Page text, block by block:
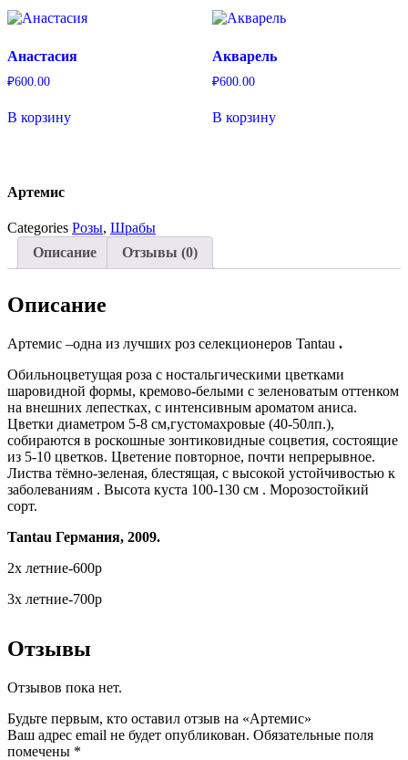
Анастасия
₽600.00
В корзину
Акварель
₽600.00
В корзину
Артемис
Categories Розы, Шрабы
Описание
Отзывы (0)
Описание
Артемис –одна из лучших роз селекционеров Tantau .
Обильноцветущая роза с ностальгическими цветками
шаровидной формы, кремово-белыми с зеленоватым оттенком
на внешних лепестках, с интенсивным ароматом аниса.
Цветки диаметром 5-8 см,густомахровые (40-50лп.),
собираются в роскошные зонтиковидные соцветия, состоящие
из 5-10 цветков. Цветение повторное, почти непрерывное.
Листва тёмно-зеленая, блестящая, с высокой устойчивостью к
заболеваниям . Высота куста 100-130 см . Морозостойкий
сорт.
Tantau Германия, 2009.
2х летние-600р
3х летние-700р
Отзывы
Отзывов пока нет.
Будьте первым, кто оставил отзыв на «Артемис»
Ваш адрес email не будет опубликован. Обязательные поля
помечены *